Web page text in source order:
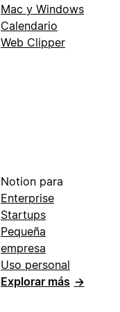
Mac y Windows
Calendario
Web Clipper
Notion para
Enterprise
Startups
Pequeña
empresa
Uso personal
Explorar más →